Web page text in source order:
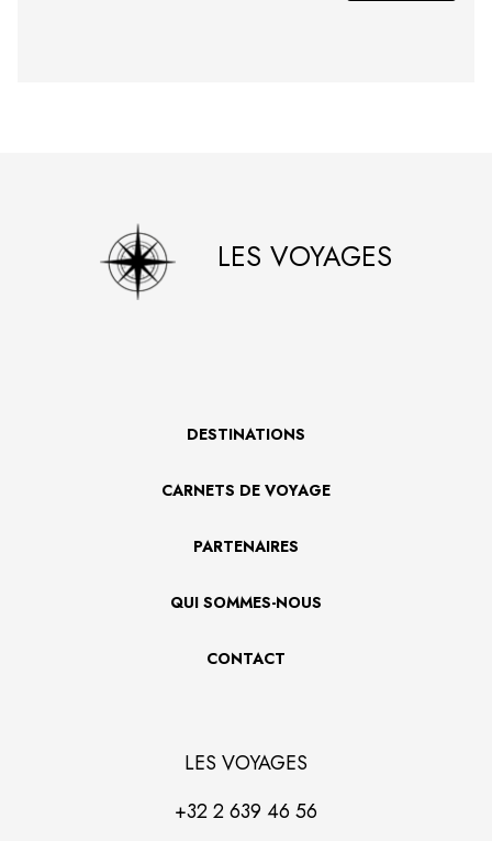
LES VOYAGES
DESTINATIONS
CARNETS DE VOYAGE
PARTENAIRES
QUI SOMMES-NOUS
CONTACT
LES VOYAGES
+32 2 639 46 56